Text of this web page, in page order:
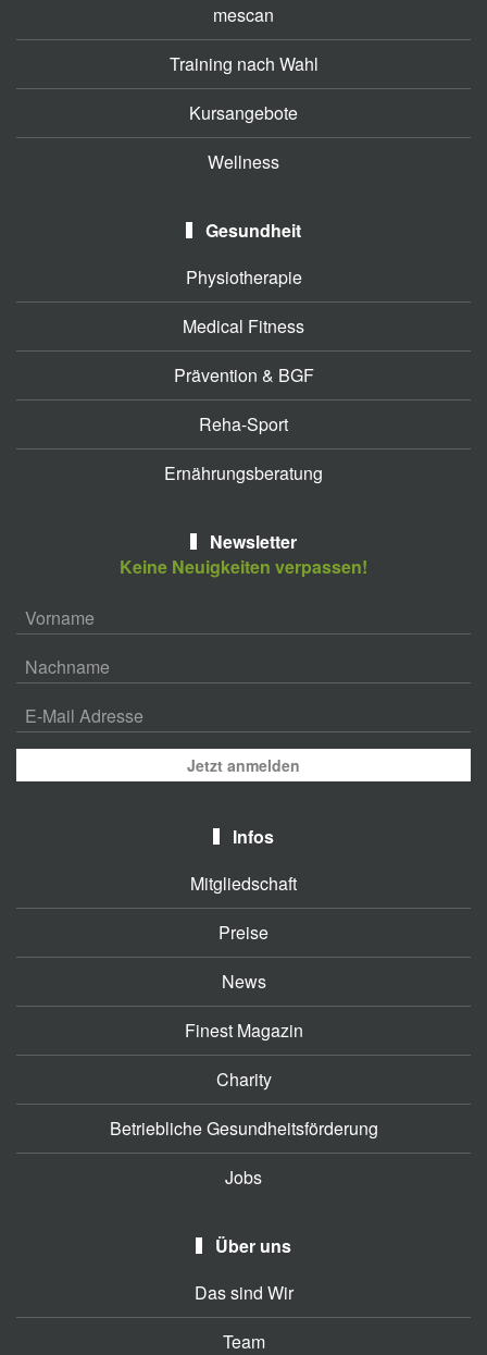
mescan
Training nach Wahl
Kursangebote
Wellness
Gesundheit
Physiotherapie
Medical Fitness
Prävention & BGF
Reha-Sport
Ernährungsberatung
Newsletter
Keine Neuigkeiten verpassen!
Jetzt anmelden
Infos
Mitgliedschaft
Preise
News
Finest Magazin
Charity
Betriebliche Gesundheitsförderung
Jobs
Über uns
Das sind Wir
Team